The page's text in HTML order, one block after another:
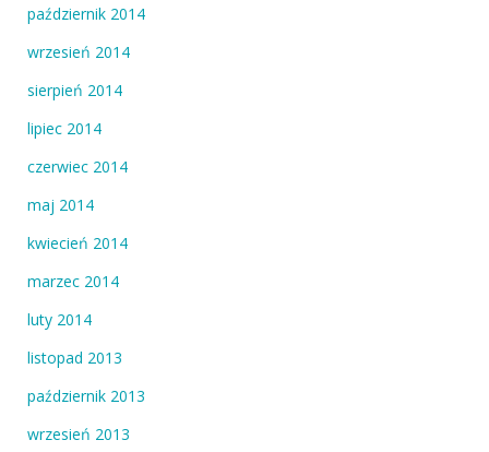
październik 2014
wrzesień 2014
sierpień 2014
lipiec 2014
czerwiec 2014
maj 2014
kwiecień 2014
marzec 2014
luty 2014
listopad 2013
październik 2013
wrzesień 2013